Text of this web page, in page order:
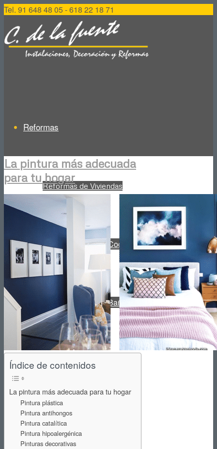
Tel. 91 648 48 05 - 618 22 18 71
Reformas
Reformas de Viviendas
Reformas de Cocinas
Reformas de Baños
Reformas de Terrazas
Reformas de Jardines
La pintura más adecuada
para tu hogar
Índice de contenidos
La pintura más adecuada para tu hogar
Pintura plástica
Pintura antihongos
Pintura catalítica
Pintura hipoalergénica
Pinturas decorativas